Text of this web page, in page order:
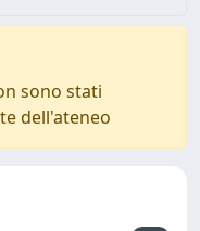
sono stati
dell'ateneo